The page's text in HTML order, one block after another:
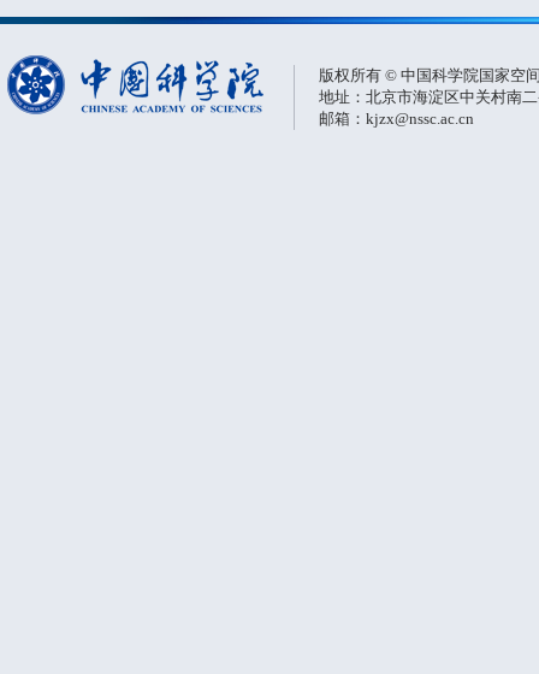
版权所有 © 中国科学院国家空
地址：北京市海淀区中关村南
邮箱：kjzx@nssc.ac.cn